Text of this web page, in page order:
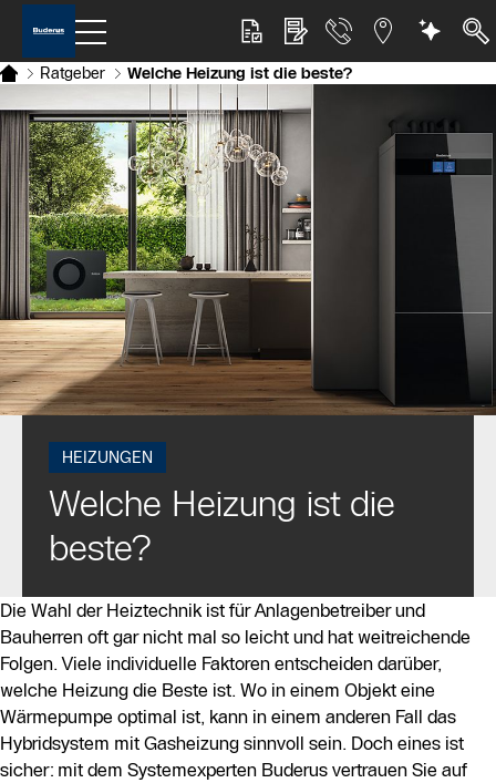
Ratgeber Welche Heizung ist die beste?
HEIZUNGEN
Welche Heizung ist die
beste?
Die Wahl der Heiztechnik ist für Anlagenbetreiber und
Bauherren oft gar nicht mal so leicht und hat weitreichende
Folgen. Viele individuelle Faktoren entscheiden darüber,
welche Heizung die Beste ist. Wo in einem Objekt eine
Wärmepumpe optimal ist, kann in einem anderen Fall das
Hybridsystem mit Gasheizung sinnvoll sein. Doch eines ist
sicher: mit dem Systemexperten Buderus vertrauen Sie auf